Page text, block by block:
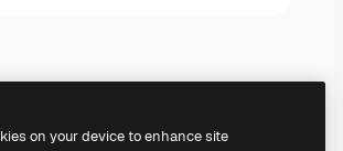
on your device to enhance site